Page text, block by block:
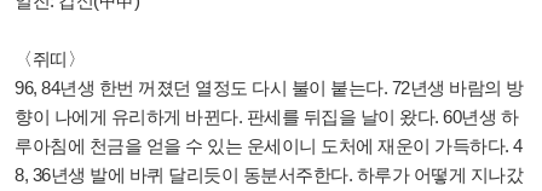
〈쥐띠〉
96, 84년생 한번 꺼졌던 열정도 다시 불이 붙는다. 72년생 바람의 방
향이 나에게 유리하게 바뀐다. 판세를 뒤집을 날이 왔다. 60년생 하
루아침에 천금을 얻을 수 있는 운세이니 도처에 재운이 가득하다. 4
8, 36년생 발에 바퀴 달리듯이 동분서주한다. 하루가 어떻게 지나갔